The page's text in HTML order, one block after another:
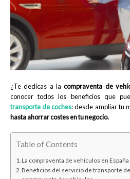
¿Te dedicas a lacompraventa de
conocer todos los beneficios que
transporte de coches: desde ampliar tu
hasta ahorrar costes en tu negocio.
Table of Contents
La compraventa de vehículos en España
Beneficios del servicio de transporte